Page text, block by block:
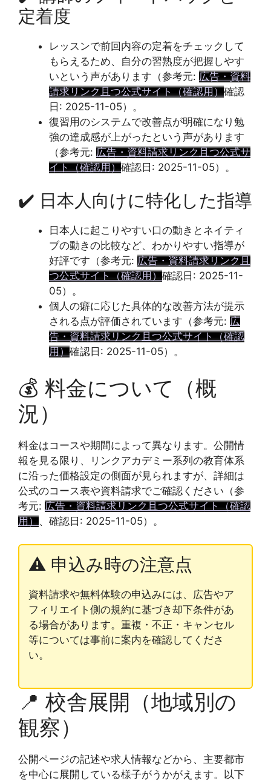
定着度
レッスンで前回内容の定着をチェックして
もらえるため、自分の習熟度が把握しやす
いという声があります（参考元: 広告・資料
請求リンク且つ公式サイト（確認用）確認
日: 2025-11-05）。
復習用のシステムで改善点が明確になり勉
強の達成感が上がったという声があります
（参考元: 広告・資料請求リンク且つ公式サ
イト（確認用）確認日: 2025-11-05）。
✔️ 日本人向けに特化した指導
日本人に起こりやすい口の動きとネイティ
ブの動きの比較など、わかりやすい指導が
好評です（参考元: 広告・資料請求リンク且
つ公式サイト（確認用）確認日: 2025-11-
05）。
個人の癖に応じた具体的な改善方法が提示
される点が評価されています（参考元: 広
告・資料請求リンク且つ公式サイト（確認
用）確認日: 2025-11-05）。
💰 料金について（概
況）
料金はコースや期間によって異なります。公開情
報を見る限り、リンクアカデミー系列の教育体系
に沿った価格設定の側面が見られますが、詳細は
公式のコース表や資料請求でご確認ください（参
考元: 広告・資料請求リンク且つ公式サイト（確認
用）、確認日: 2025-11-05）。
⚠️ 申込み時の注意点
資料請求や無料体験の申込みには、広告やア
フィリエイト側の規約に基づき却下条件があ
る場合があります。重複・不正・キャンセル
等については事前に案内を確認してくださ
い。
📍 校舎展開（地域別の
観察）
公開ページの記述や求人情報などから、主要都市
を中心に展開している様子がうかがえます。以下